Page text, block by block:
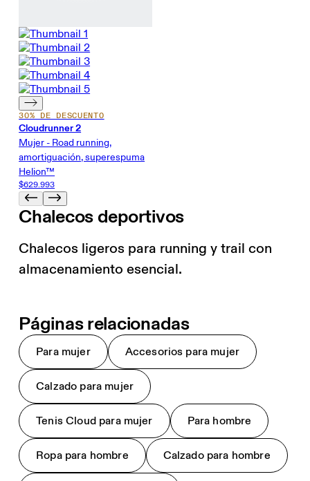
30% DE DESCUENTO
Cloudrunner 2
Mujer - Road running,
amortiguación, superespuma
Helion™
$629.993
Chalecos deportivos
Chalecos ligeros para running y trail con
almacenamiento esencial.
Páginas relacionadas
Para mujer Accesorios para mujer
Calzado para mujer
Tenis Cloud para mujer Para hombre
Ropa para hombre Calzado para hombre